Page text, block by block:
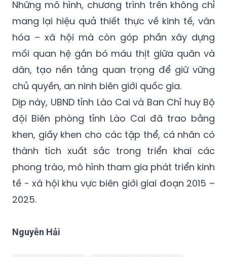
Những mô hình, chương trình trên không chỉ
mang lại hiệu quả thiết thực về kinh tế, văn
hóa – xã hội mà còn góp phần xây dựng
mối quan hệ gắn bó máu thịt giữa quân và
dân, tạo nền tảng quan trọng để giữ vững
chủ quyền, an ninh biên giới quốc gia.
Dịp này, UBND tỉnh Lào Cai và Ban Chỉ huy Bộ
đội Biên phòng tỉnh Lào Cai đã trao bằng
khen, giấy khen cho các tập thể, cá nhân có
thành tích xuất sắc trong triển khai các
phong trào, mô hình tham gia phát triển kinh
tế - xã hội khu vực biên giới giai đoạn 2015 –
2025.
Nguyễn Hải